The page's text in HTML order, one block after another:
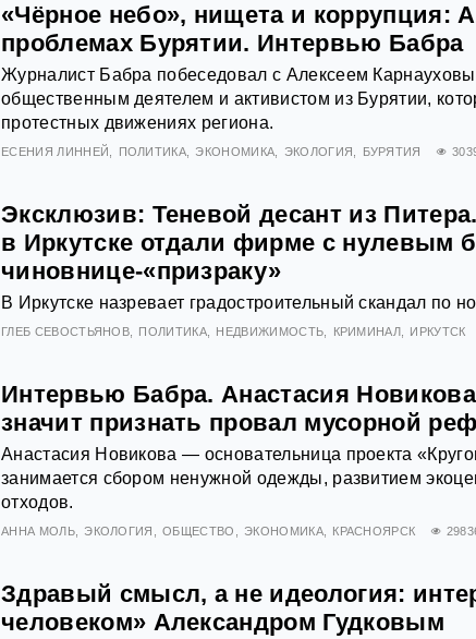
«Чёрное небо», нищета и коррупция:
проблемах Бурятии. Интервью Бабра
Журналист Бабра побеседовал с Алексеем
общественным деятелем и активистом из Бурятии,
протестных движениях региона.
ЕСЕНИЯ ЛИННЕЙ ПОЛИТИКА ЭКОНОМИКА ЭКОЛОГИЯ БУРЯТИЯ
Эксклюзив: Теневой десант из
в Иркутске отдали фирме с нулевым
чиновнице-«призраку»
В Иркутске назревает градостроительный скандал по
ГЛЕБ СЕВОСТЬЯНОВ ПОЛИТИКА НЕДВИЖИМОСТЬ КРИМИНАЛ ИРКУТСК
Интервью Бабра. Анастасия
значит признать провал мусорной
Анастасия Новикова — основательница проекта
занимается сбором ненужной одежды, развитием
отходов.
АННА МОЛЬ ЭКОЛОГИЯ ОБЩЕСТВО ЭКОНОМИКА КРАСНОЯРСК
Здравый смысл, а не идеология:
человеком» Александром Гудковым